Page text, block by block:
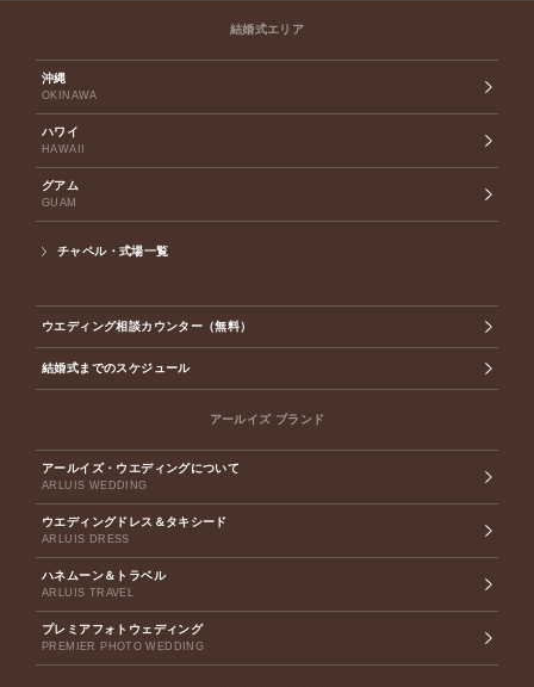
結婚式エリア
沖縄
OKINAWA
ハワイ
HAWAII
グアム
GUAM
チャペル・式場一覧
ウエディング相談カウンター（無料）
結婚式までのスケジュール
アールイズ ブランド
アールイズ・ウエディングについて
ARLUIS WEDDING
ウエディングドレス＆タキシード
ARLUIS DRESS
ハネムーン＆トラベル
ARLUIS TRAVEL
プレミアフォトウェディング
PREMIER PHOTO WEDDING